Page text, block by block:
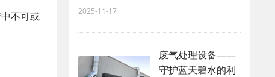
不可或
2025-11-17
废气处理设备——
守护蓝天碧水的利